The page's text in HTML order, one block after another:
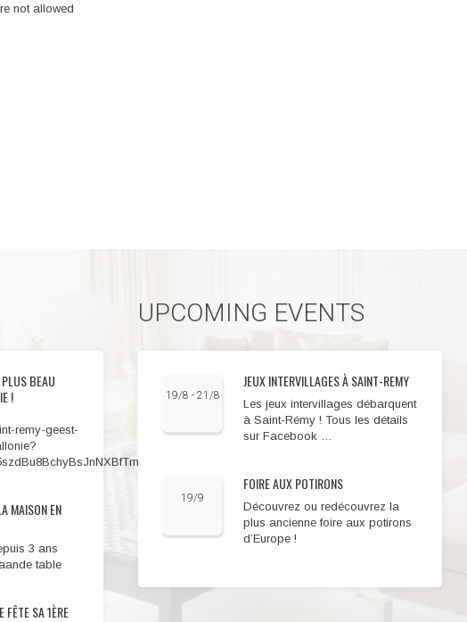
not allowed
BEAU
!
remy-geest-
MAISON EN
3 ans
table
FÊTE SA 1ÈRE
UPCOMING EVENTS
19/8 - 21/8
JEUX INTERVILLAGES À SAINT-REMY
Les jeux intervillages débarquent
à Saint-Rémy ! Tous les détails
sur Facebook …
19/9
FOIRE AUX POTIRONS
Découvrez ou redécouvrez la
plus ancienne foire aux potirons
d’Europe !